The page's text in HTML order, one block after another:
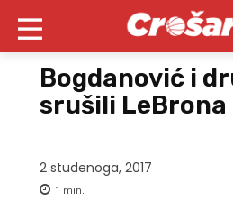
Bogdanović i
srušili LeBrona
2 studenoga, 2017
1 min.